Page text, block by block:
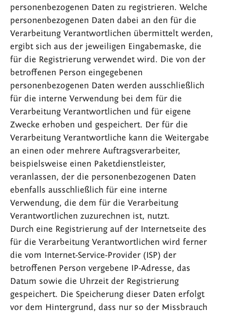
personenbezogenen Daten zu registrieren. Welche
personenbezogenen Daten dabei an den für die
Verarbeitung Verantwortlichen übermittelt werden,
ergibt sich aus der jeweiligen Eingabemaske, die
für die Registrierung verwendet wird. Die von der
betroffenen Person eingegebenen
personenbezogenen Daten werden ausschließlich
für die interne Verwendung bei dem für die
Verarbeitung Verantwortlichen und für eigene
Zwecke erhoben und gespeichert. Der für die
Verarbeitung Verantwortliche kann die Weitergabe
an einen oder mehrere Auftragsverarbeiter,
beispielsweise einen Paketdienstleister,
veranlassen, der die personenbezogenen Daten
ebenfalls ausschließlich für eine interne
Verwendung, die dem für die Verarbeitung
Verantwortlichen zuzurechnen ist, nutzt.
Durch eine Registrierung auf der Internetseite des
für die Verarbeitung Verantwortlichen wird ferner
die vom Internet-Service-Provider (ISP) der
betroffenen Person vergebene IP-Adresse, das
Datum sowie die Uhrzeit der Registrierung
gespeichert. Die Speicherung dieser Daten erfolgt
vor dem Hintergrund, dass nur so der Missbrauch